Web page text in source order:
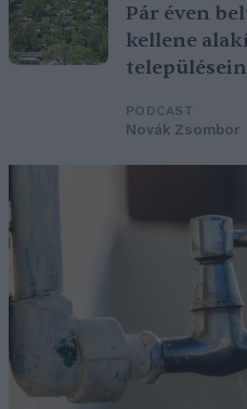
Pár éven
kellene
PODCAST
Novák Zsombor